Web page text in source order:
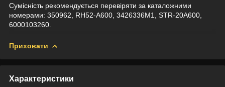
Сумісність рекомендується перевіряти за каталожними
номерами: 350962, RH52-A600, 3426336M1, STR-20A600,
6000103260.
Приховати
Характеристики